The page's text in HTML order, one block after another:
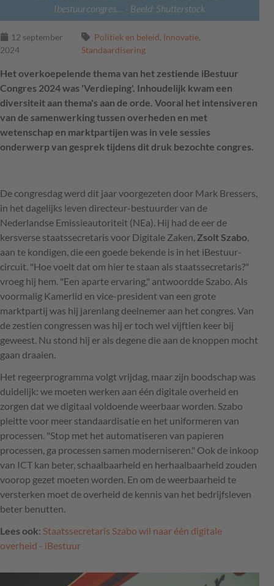
Ibestuurcongres…
- Beeld: Shutterstock
12 september
2024
Politiek en beleid, Innovatie,
Standaardisering
Het overkoepelende thema van het zestiende iBestuur
Congres 2024 was 'Verdieping'. Inhoudelijk kwam een
diversiteit aan thema's aan de orde. Vooral het intensiveren
van de samenwerking tussen overheden en met
wetenschap en marktpartijen was in vele sessies
onderwerp van gesprek tijdens dit druk bezochte congres.
De congresdag werd dit jaar voorgezeten door Mark Bressers,
in het dagelijks leven directeur-bestuurder van de
Nederlandse Emissieautoriteit (NEa). Hij had de eer de
kersverse staatssecretaris voor Digitale Zaken, Zsolt Szabo
aan te kondigen, die een goede bekende is in het iBestuur-
circuit. "Hoe voelt dat om hier te staan als staatssecretaris?"
vroeg hij hem. "Een aparte ervaring," antwoordde Szabo. Als
voormalig Kamerlid en vice-president van een grote
marktpartij was hij jarenlang deelnemer aan het congres. Van
de zestien congressen was hij er toch wel vijftien keer bij
geweest. Nu stond hij er als degene die aan de knoppen mocht
gaan draaien.
Het regeerprogramma volgt vrijdag, maar zijn boodschap was
duidelijk: we moeten werken aan één digitale overheid en
zorgen dat we digitaal voldoende weerbaar worden. Szabo
pleitte voor meer standaardisatie en het uniformeren van
processen. "Stop met het automatiseren van papieren
processen, ga processen samen moderniseren." Ook de inkoop
van ICT kan beter, schaalbaarheid en herhaalbaarheid zouden
voorop gezet moeten worden. En om de weerbaarheid te
versterken moet de overheid de kennis van het bedrijfsleven
beter benutten.
Lees ook: Staatssecretaris Szabo wil naar één digitale
overheid - iBestuur